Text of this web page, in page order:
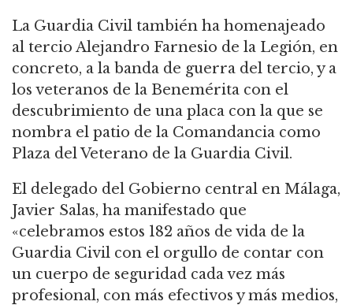
La Guardia Civil también ha homenajeado
al tercio Alejandro Farnesio de la Legión, en
concreto, a la banda de guerra del tercio, y a
los veteranos de la Benemérita con el
descubrimiento de una placa con la que se
nombra el patio de la Comandancia como
Plaza del Veterano de la Guardia Civil.
El delegado del Gobierno central en Málaga,
Javier Salas, ha manifestado que
«celebramos estos 182 años de vida de la
Guardia Civil con el orgullo de contar con
un cuerpo de seguridad cada vez más
profesional, con más efectivos y más medios,